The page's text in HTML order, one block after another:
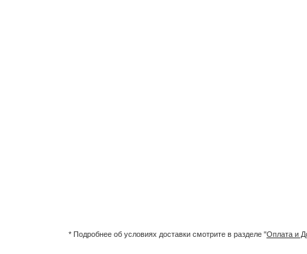
* Подробнее об условиях доставки смотрите в разделе "Оплата и